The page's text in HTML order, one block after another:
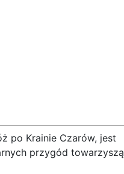
po Krainie Czarów, jest
przygód towarzyszą